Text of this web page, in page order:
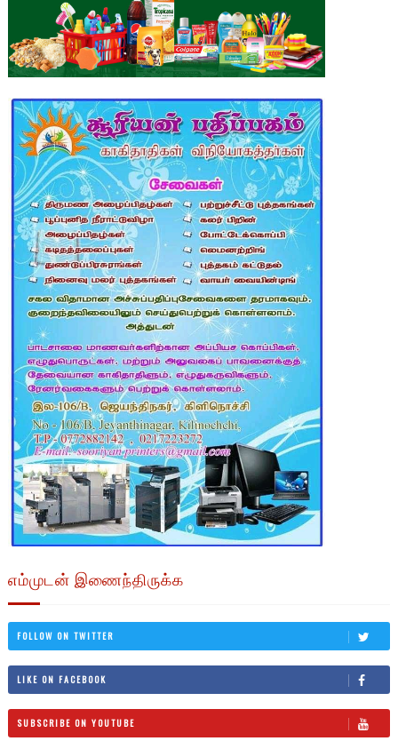
எம்முடன் இணைந்திருக்க
FOLLOW ON TWITTER
LIKE ON FACEBOOK
SUBSCRIBE ON YOUTUBE